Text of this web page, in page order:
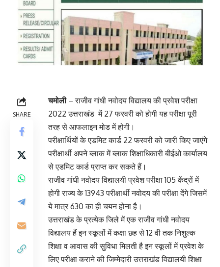
SHARE
चमोली– राजीव गांधी नवोदय विद्यालय की प्रवेश परीक्षा
2022 उत्तराखंड में 27 फरवरी को होगी यह परीक्षा पूरी
तरह से आफलाइन मोड में होगी।
परीक्षार्थियों के एडमिट कार्ड 22 फरवरी को जारी किए जाएंगे
परीक्षार्थी अपने ब्लाक में ब्लाक शिक्षाधिकारी बीईओ कार्यालय
से एडमिट कार्ड प्राप्त कर सकते हैं।
राजीव गांधी नवोदय विद्यालयी प्रवेश परीक्षा 105 केंद्रों में
होगी राज्य के 13943 परीक्षार्थी नवोदय की परीक्षा देंगे जिसमें
ये मात्र 630 का ही चयन होना है।
उत्तराखंड के प्रत्येक जिले में एक राजीव गांधी नवोदय
विद्यालय हैं इन स्कूलों में कक्षा छह से 12 वी तक निशुल्क
शिक्षा व आवास की सुविधा मिलती है इन स्कूलों में प्रवेश के
लिए परीक्षा कराने की जिम्मेदारी उत्तराखंड विद्यालयी शिक्षा